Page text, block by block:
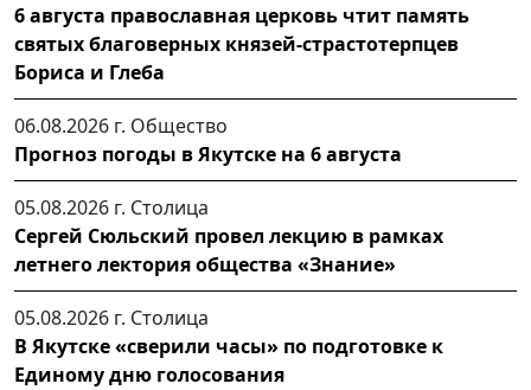
6 августа православная церковь чтит память
святых благоверных князей-страстотерпцев
Бориса и Глеба
06.08.2026 г. Общество
Прогноз погоды в Якутске на 6 августа
05.08.2026 г. Столица
Сергей Сюльский провел лекцию в рамках
летнего лектория общества «Знание»
05.08.2026 г. Столица
В Якутске «сверили часы» по подготовке к
Единому дню голосования